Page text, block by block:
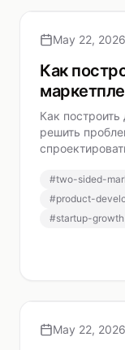
May 22, 2026
Как
Как
решить
#two-sided-
#product-
#startup-growth
May 22, 2026